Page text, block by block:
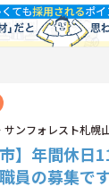
ンフォレスト札幌
市】年間休
員の募集で